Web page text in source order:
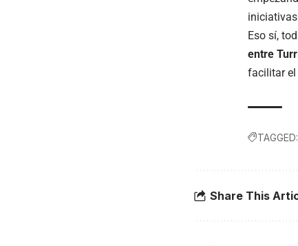
Eso sí,
entre
facilitar el
TAGGED:
Share This